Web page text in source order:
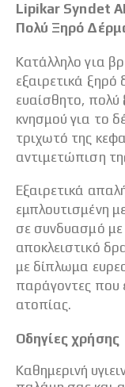
Lipikar Syndet
Πολύ Ξηρό
Κατάλληλο για
εξαιρετικά ξηρό
ευαίσθητο, πολύ
κνησμού για το
τριχωτό της
αντιμετώπιση
Εξαιρετικά
εμπλουτισμένη
σε συνδυασμό με
αποκλειστικό
με δίπλωμα
παράγοντες που
ατοπίας.
Οδηγίες χρήσης
Καθημερινή